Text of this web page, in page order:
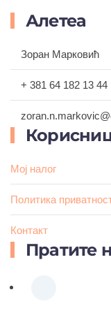
Алетеа
Зоран Марковић
+ 381 64 182 13 44
Мој налог
Политика
Контакт
Пратите